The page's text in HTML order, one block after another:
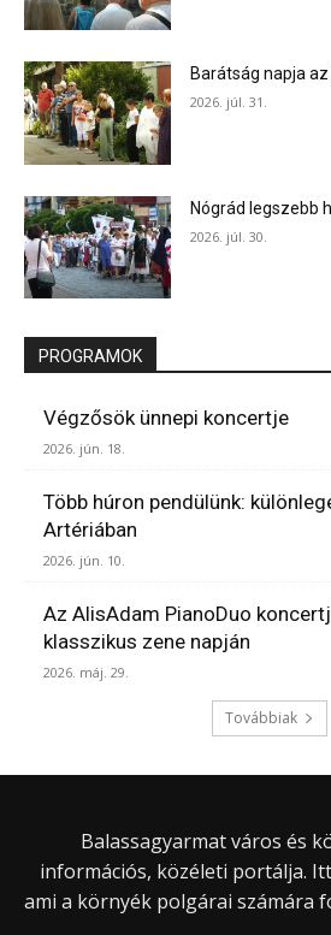
Barátság napja
2026. júl. 31.
Nógrád legszebb
2026. júl. 30.
PROGRAMOK
Végzősök ünnepi koncertje
2026. jún. 18.
Több húron pendülünk:
Artériában
2026. jún. 10.
Az AlisAdam PianoDuo
klasszikus zene napján
2026. máj. 29.
Továbbiak
Balassagyarmat város és
információs, közéleti portálja.
ami a környék polgárai számára